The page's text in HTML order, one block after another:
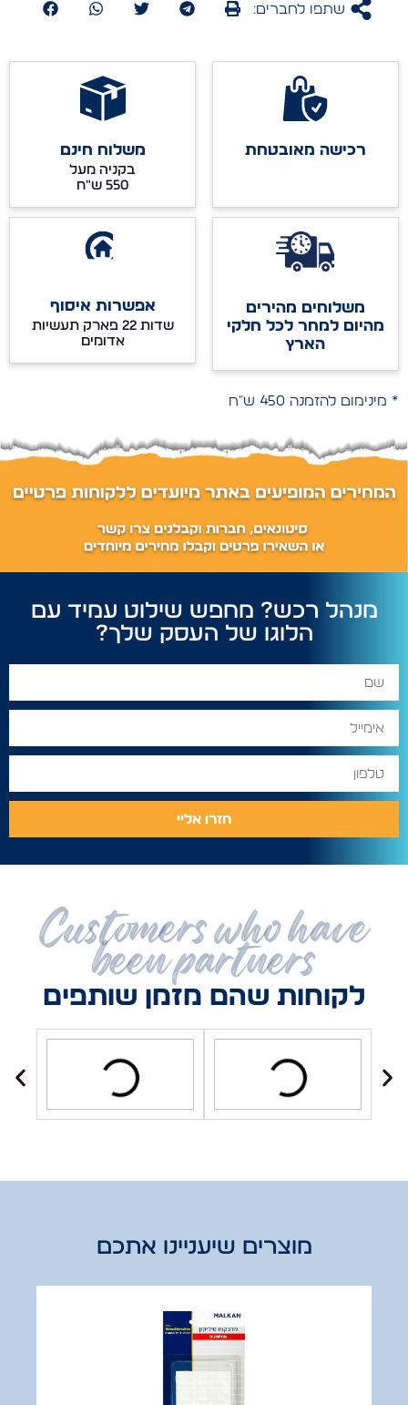
שתפו לחברים:
רכישה מאובטחת משלוח חינם
בקניה מעל
משלוחים מהירים
מהיום למחר לכל חלקי
הארץ
אפשרות איסוף
שדות 22 פארק תעשיות
אדומים
* מינימום להזמנה 450 ש"ח
מנהל רכש? מחפש שילוט עמיד עם
הלוגו של העסק שלך?
חזרו אליי
Customers who have
been partners
לקוחות שהם מזמן שותפים
מוצרים שיעניינו אתכם